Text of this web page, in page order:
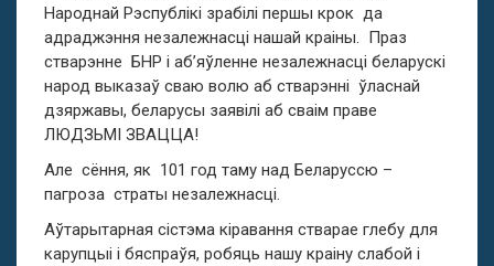
Народнай Рэспублікі зрабілі першы крок да
адраджэння незалежнасці нашай краіны. Праз
стварэнне БНР і аб’яўленне незалежнасці беларускі
народ выказаў сваю волю аб стварэнні ўласнай
дзяржавы, беларусы заявілі аб сваім праве
ЛЮДЗЬМІ ЗВАЦЦА!
Але сёння, як 101 год таму над Беларуссю –
пагроза страты незалежнасці.
Аўтарытарная сістэма кіравання стварае глебу для
карупцыі і бяспраўя, робяць нашу краіну слабой і